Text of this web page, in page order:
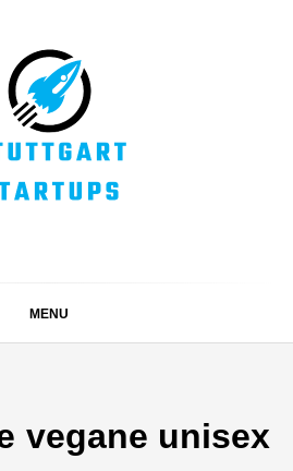
MENU
vegane unisex